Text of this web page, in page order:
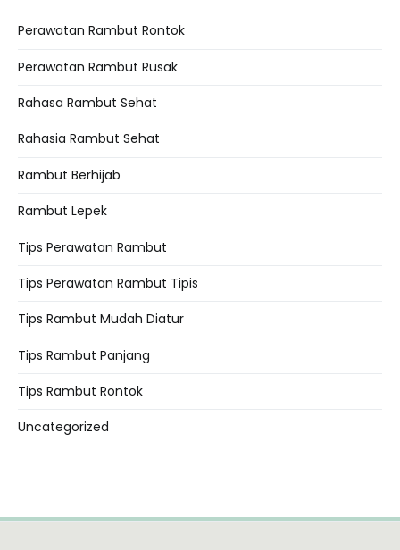
Perawatan Rambut Rontok
Perawatan Rambut Rusak
Rahasa Rambut Sehat
Rahasia Rambut Sehat
Rambut Berhijab
Rambut Lepek
Tips Perawatan Rambut
Tips Perawatan Rambut Tipis
Tips Rambut Mudah Diatur
Tips Rambut Panjang
Tips Rambut Rontok
Uncategorized